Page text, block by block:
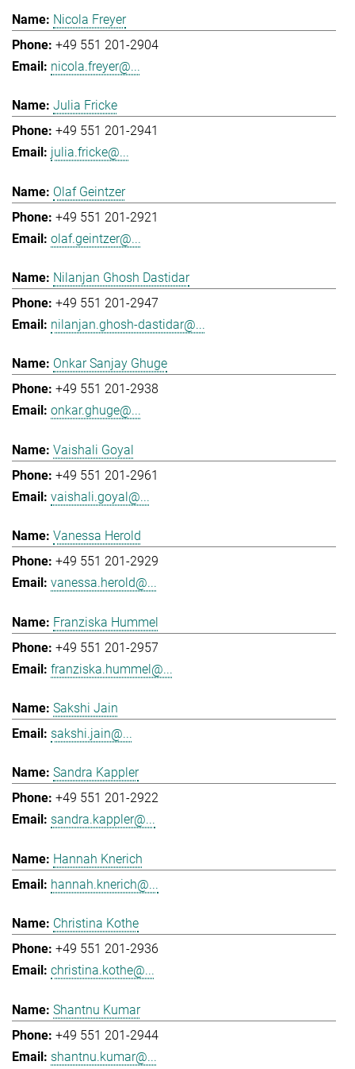
Nicola Freyer
+49 551 201-2904
nicola.freyer@...
Julia Fricke
+49 551 201-2941
julia.fricke@...
Olaf Geintzer
+49 551 201-2921
olaf.geintzer@...
Nilanjan Ghosh Dastidar
+49 551 201-2947
nilanjan.ghosh-dastidar@...
Onkar Sanjay Ghuge
+49 551 201-2938
onkar.ghuge@...
Vaishali Goyal
+49 551 201-2961
vaishali.goyal@...
Vanessa Herold
+49 551 201-2929
vanessa.herold@...
Franziska Hummel
+49 551 201-2957
franziska.hummel@...
Sakshi Jain
sakshi.jain@...
Sandra Kappler
+49 551 201-2922
sandra.kappler@...
Hannah Knerich
hannah.knerich@...
Christina Kothe
+49 551 201-2936
christina.kothe@...
Shantnu Kumar
+49 551 201-2944
shantnu.kumar@...